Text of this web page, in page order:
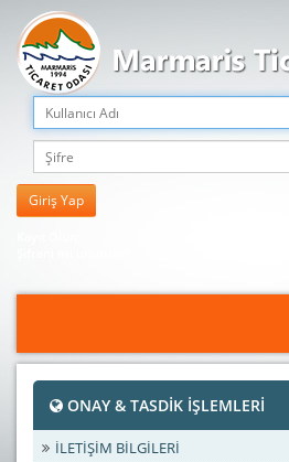
ONAY & TASDİK İŞLEMLERİ
İLETİŞİM BİLGİLERİ